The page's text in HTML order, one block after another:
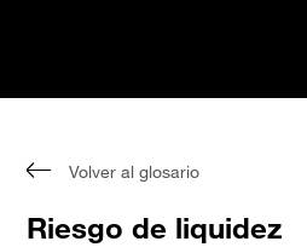
Volver al glosario
Riesgo de liquidez